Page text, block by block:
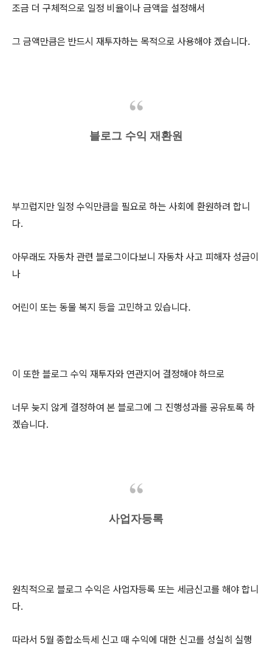
조금 더 구체적으로 일정 비율이나 금액을 설정해서
그 금액만큼은 반드시 재투자하는 목적으로 사용해야 겠습니다.
블로그 수익 재환원
부끄럽지만 일정 수익만큼을 필요로 하는 사회에 환원하려 합니
다.
아무래도 자동차 관련 블로그이다보니 자동차 사고 피해자 성금이
나
어린이 또는 동물 복지 등을 고민하고 있습니다.
이 또한 블로그 수익 재투자와 연관지어 결정해야 하므로
너무 늦지 않게 결정하여 본 블로그에 그 진행성과를 공유토록 하
겠습니다.
사업자등록
원칙적으로 블로그 수익은 사업자등록 또는 세금신고를 해야 합니
다.
따라서 5월 종합소득세 신고 때 수익에 대한 신고를 성실히 실행